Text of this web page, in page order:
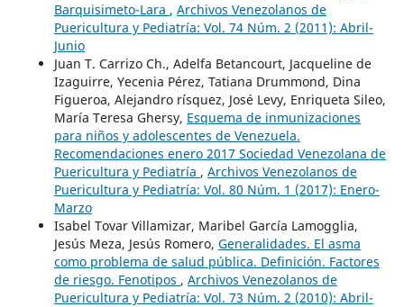
Barquisimeto-Lara , Archivos Venezolanos de
Puericultura y Pediatría: Vol. 74 Núm. 2 (2011): Abril-
Junio
Juan T. Carrizo Ch., Adelfa Betancourt, Jacqueline de
Izaguirre, Yecenia Pérez, Tatiana Drummond, Dina
Figueroa, Alejandro rísquez, José Levy, Enriqueta Sileo,
María Teresa Ghersy, Esquema de inmunizaciones
para niños y adolescentes de Venezuela.
Recomendaciones enero 2017 Sociedad Venezolana de
Puericultura y Pediatría , Archivos Venezolanos de
Puericultura y Pediatría: Vol. 80 Núm. 1 (2017): Enero-
Marzo
Isabel Tovar Villamizar, Maribel García Lamogglia,
Jesús Meza, Jesús Romero, Generalidades. El asma
como problema de salud pública. Definición. Factores
de riesgo. Fenotipos , Archivos Venezolanos de
Puericultura y Pediatría: Vol. 73 Núm. 2 (2010): Abril-